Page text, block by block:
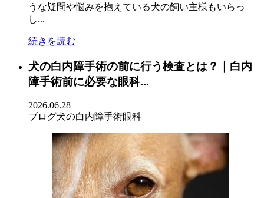
うな疑問や悩みを抱えている犬の飼い主様もいらっ
し...
続きを読む
犬の白内障手術の前に行う検査とは？｜白内
障手術前に必要な眼科...
2026.06.28
ブログ犬の白内障手術眼科